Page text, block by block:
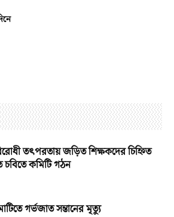
তৎপরতায় জড়িত শিক্ষকদের চিহ্নিত
কমিটি গঠন
গর্ভজাত সন্তানের মৃত্যু